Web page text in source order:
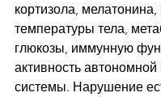
кортизола,
температуры тела,
глюкозы, иммунную
активность
системы. Нарушение